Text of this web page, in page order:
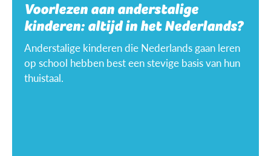
Voorlezen aan anderstalige
kinderen: altijd in het Nederlands?
Anderstalige kinderen die Nederlands gaan leren
op school hebben best een stevige basis van hun
thuistaal.